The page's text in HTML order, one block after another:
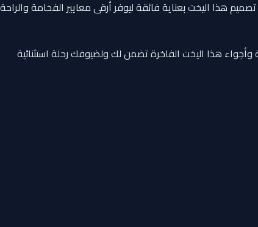
هذا اليخت بعناية فائقة ليوفر أرقى معايير الفخامة والراحة
هذا اليخت الفاخرة تضمن لك ولضيوفك رحلة استثنائية